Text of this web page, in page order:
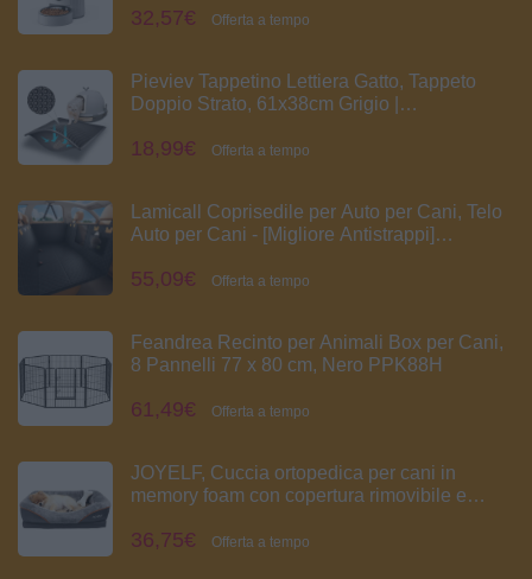
Alimentazione Lenta (Bianco)
32,57€ Offerta a tempo
Pieviev Tappetino Lettiera Gatto, Tappeto
Doppio Strato, 61x38cm Grigio |
tappeto con nido d'ape, antisabbia, sotto la
18,99€ Offerta a tempo
Lamicall Coprisedile per Auto per Cani, Telo
Auto per Cani - [Migliore Antistrappi]
Finestra Visibile, Lavabile in Lavatrice, per
55,09€ Offerta a tempo
Feandrea Recinto per Animali Box per Cani,
8 Pannelli 77 x 80 cm, Nero PPK88H
61,49€ Offerta a tempo
JOYELF, Cuccia ortopedica per cani in
memory foam con copertura rimovibile e
36,75€ Offerta a tempo